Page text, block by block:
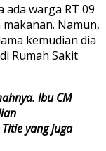
warga RT 09
Namun,
kemudian dia
Rumah Sakit
Ibu CM
yang juga